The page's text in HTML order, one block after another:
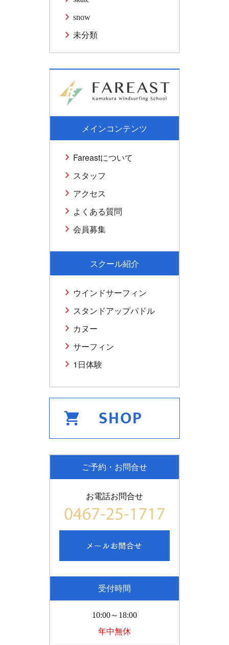
snow
未分類
メインコンテンツ
Fareastについて
スタッフ
アクセス
よくある質問
会員募集
スクール紹介
ウインドサーフィン
スタンドアップパドル
カヌー
サーフィン
1日体験
ご予約・お問合せ
お電話お問合せ
受付時間
10:00～18:00
年中無休